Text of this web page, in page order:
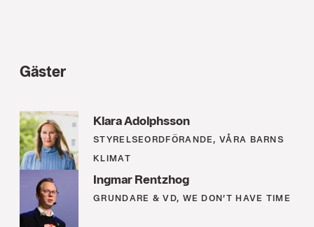
Gäster
Klara Adolphsson
STYRELSEORDFÖRANDE, VÅRA BARNS
KLIMAT
Ingmar Rentzhog
GRUNDARE & VD, WE DON’T HAVE TIME